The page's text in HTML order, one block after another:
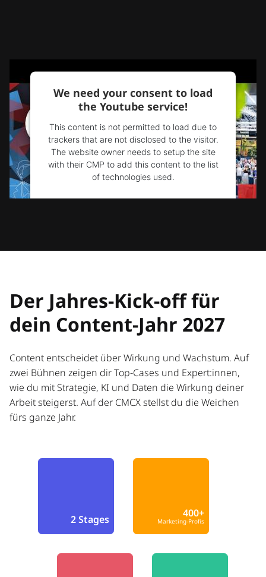
We need your consent to load
the Youtube service!
This content is not permitted to load due to
trackers that are not disclosed to the visitor.
The website owner needs to setup the site
with their CMP to add this content to the list
of technologies used.
Powered byUsercentrics Consent
Der Jahres-Kick-off für
dein Content-Jahr 2027
Content entscheidet über Wirkung und Wachstum. Auf
zwei Bühnen zeigen dir Top-Cases und Expert:innen,
wie du mit Strategie, KI und Daten die Wirkung deiner
Arbeit steigerst. Auf der CMCX stellst du die Weichen
fürs ganze Jahr.
2 Stages 400+
Marketing-Profis